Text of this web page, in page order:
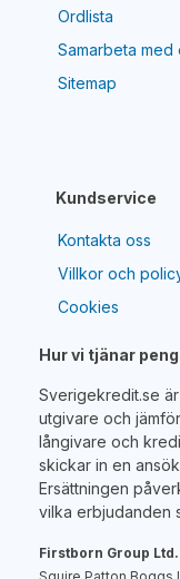
Ordlista
Samarbeta med
Sitemap
Kundservice
Kontakta oss
Villkor och
Cookies
Hur vi tjänar
Sverigekredit.se
utgivare och
långivare och
skickar in en
Ersättningen
vilka erbjudanden
Firstborn Group Ltd.